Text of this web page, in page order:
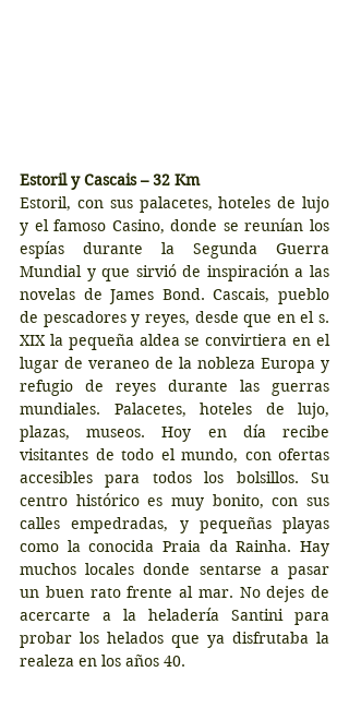
Estoril y Cascais – 32 Km
Estoril, con sus palacetes, hoteles de lujo
y el famoso Casino, donde se reunían los
espías durante la Segunda Guerra
Mundial y que sirvió de inspiración a las
novelas de James Bond. Cascais, pueblo
de pescadores y reyes, desde que en el s.
XIX la pequeña aldea se convirtiera en el
lugar de veraneo de la nobleza Europa y
refugio de reyes durante las guerras
mundiales. Palacetes, hoteles de lujo,
plazas, museos. Hoy en día recibe
visitantes de todo el mundo, con ofertas
accesibles para todos los bolsillos. Su
centro histórico es muy bonito, con sus
calles empedradas, y pequeñas playas
como la conocida Praia da Rainha. Hay
muchos locales donde sentarse a pasar
un buen rato frente al mar. No dejes de
acercarte a la heladería Santini para
probar los helados que ya disfrutaba la
realeza en los años 40.